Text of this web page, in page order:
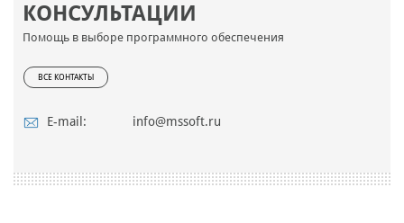
КОНСУЛЬТАЦИИ
Помощь в выборе программного обеспечения
ВСЕ КОНТАКТЫ
E-mail: info@mssoft.ru